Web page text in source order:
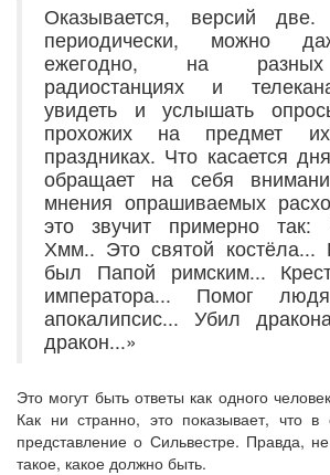
Оказывается, версий
периодически, можно
ежегодно, на разных
радиостанциях и
увидеть и услышать
прохожих на предмет
праздниках. Что касается
обращает на себя
мнения опрашиваемых
это звучит примерно так:
Хмм.. Это святой костёла...
был Папой римским...
императора... Помог
апокалипсис... Убил
дракон...»
Это могут быть ответы как одного
Как ни странно, это показывает, что
представление о Сильвестре. Правда,
такое, какое должно быть.